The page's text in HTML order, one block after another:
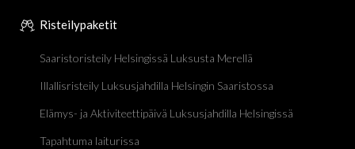
Risteilypaketit
Saaristoristeily Helsingissä Luksusta Merellä
Illallisristeily Luksusjahdilla Helsingin Saaristossa
Elämys- ja Aktiviteettipäivä Luksusjahdilla Helsingissä
Tapahtuma laiturissa